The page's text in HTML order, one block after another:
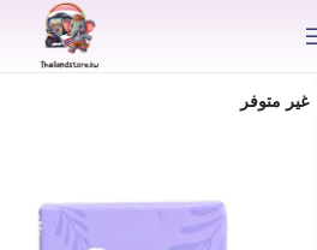
غير متوفر